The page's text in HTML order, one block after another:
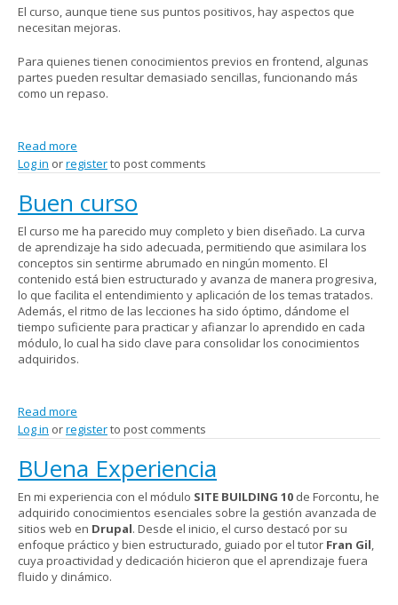
El curso, aunque tiene sus puntos positivos, hay aspectos que
necesitan mejoras.
Para quienes tienen conocimientos previos en frontend, algunas
partes pueden resultar demasiado sencillas, funcionando más
como un repaso.
Read more
Log in orregisterto post comments
Buen curso
El curso me ha parecido muy completo y bien diseñado. La curva
de aprendizaje ha sido adecuada, permitiendo que asimilara los
conceptos sin sentirme abrumado en ningún momento. El
contenido está bien estructurado y avanza de manera progresiva,
lo que facilita el entendimiento y aplicación de los temas tratados.
Además, el ritmo de las lecciones ha sido óptimo, dándome el
tiempo suficiente para practicar y afianzar lo aprendido en cada
módulo, lo cual ha sido clave para consolidar los conocimientos
adquiridos.
Read more
Log in orregisterto post comments
BUena Experiencia
En mi experiencia con el módulo SITE BUILDING 10 de Forcontu, he
adquirido conocimientos esenciales sobre la gestión avanzada de
sitios web en Drupal. Desde el inicio, el curso destacó por su
enfoque práctico y bien estructurado, guiado por el tutor Fran Gil
cuya proactividad y dedicación hicieron que el aprendizaje fuera
fluido y dinámico.